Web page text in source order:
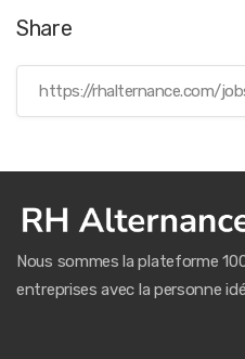
Share
Nous sommes la plateforme
entreprises avec la personne